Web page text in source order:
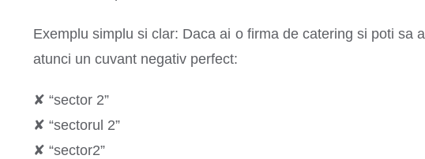
Exemplu simplu si clar: Daca ai o firma de catering si poti sa
atunci un cuvant negativ perfect:
✘ “sector 2”
✘ “sectorul 2”
✘ “sector2”